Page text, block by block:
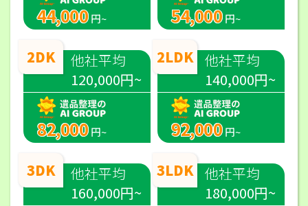
44,000 円~
2DK
他社平均
120,000円~
82,000 円~
3DK
他社平均
160,000円~
54,000 円~
2LDK 他社平均
140,000円~
92,000 円~
3LDK 他社平均
180,000円~